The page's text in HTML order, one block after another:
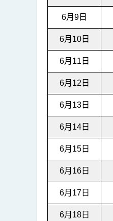
6月9日
6月10日
6月11日
6月12日
6月13日
6月14日
6月15日
6月16日
6月17日
6月18日